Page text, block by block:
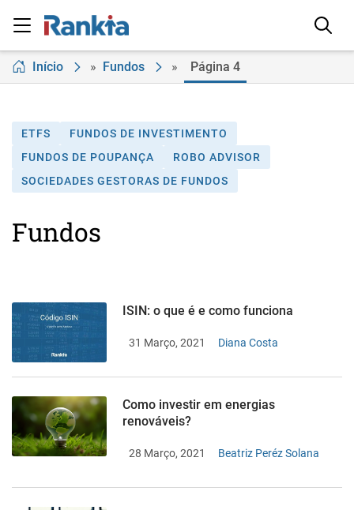
Início » Fundos » Página 4
ETFS
FUNDOS DE INVESTIMENTO
FUNDOS DE POUPANÇA
ROBO ADVISOR
SOCIEDADES GESTORAS DE FUNDOS
Fundos
ISIN: o que é e como funciona
31 Março, 2021 Diana Costa
Como investir em energias
renováveis?
28 Março, 2021 Beatriz Peréz Solana